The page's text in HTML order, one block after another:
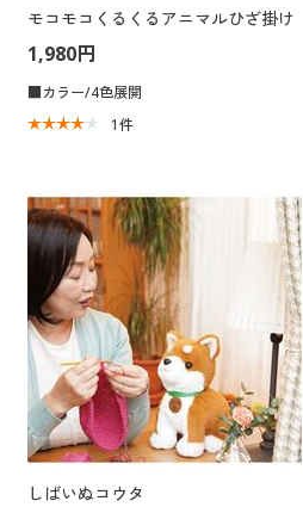
モコモコくるくるアニマルひざ掛け
1,980円
■カラー/4色展開
1件
しばいぬコウタ